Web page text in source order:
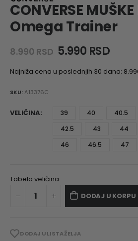
CONVERSE
Omega Trainer
8.990RSD Original
was:
5.990 RSD
is:
Najniža cena u poslednjih 30 dana:
SKU:A13376C
VELIČINA 39 40 40.5
42.5
43 44
46
46.5 47
Tabela veličina
DODAJ U KORPU
DODAJ U LISTA ŽELJA